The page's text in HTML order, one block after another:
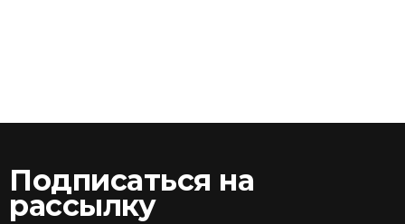
Подписаться на
рассылку